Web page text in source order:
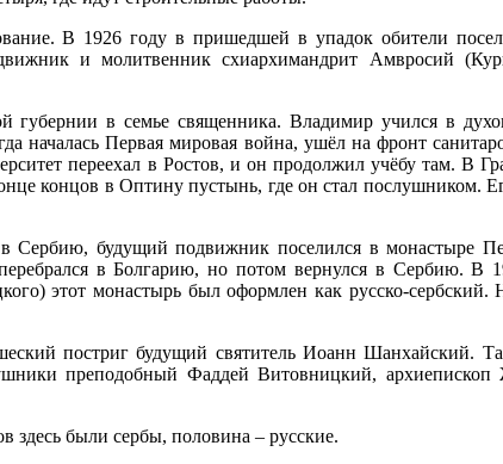
В 1926 году в пришедшей в упадок обители
и молитвенник схиархимандрит Амвросий
в семье священника. Владимир учился в
началась Первая мировая война, ушёл на фронт
переехал в Ростов, и он продолжил учёбу там. В
концов в Оптину пустынь, где он стал послушником.
будущий подвижник поселился в монастыре
в Болгарию, но потом вернулся в Сербию. В
этот монастырь был оформлен как русско-сербский.
постриг будущий святитель Иоанн Шанхайский.
преподобный Фаддей Витовницкий, архиепископ
здесь были сербы, половина – русские.